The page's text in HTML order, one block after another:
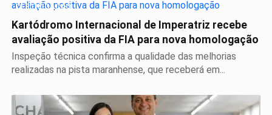
CERTIFICAÇÃO
Kartódromo Internacional de Imperatriz recebe
avaliação positiva da FIA para nova homologação
Inspeção técnica confirma a qualidade das melhorias
realizadas na pista maranhense, que receberá em...